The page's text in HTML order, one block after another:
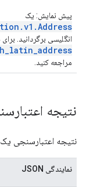
پیش نمایش: یک
انگلیسی برگردانید.
مراجعه کنید.
نتیجه
نتیجه اعتبارسنجی
نمایندگی JSON